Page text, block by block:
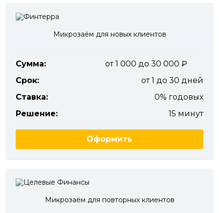
Микрозаём для новых клиентов
Сумма:
от 1 000 до 30 000
Срок:
от 1 до 30 дней
Ставка:
0% годовых
Решение:
15 минут
Оформить
Микрозаём для повторных клиентов